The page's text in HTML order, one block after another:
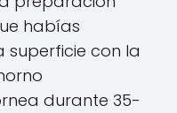
habías
superficie con la
durante 35-